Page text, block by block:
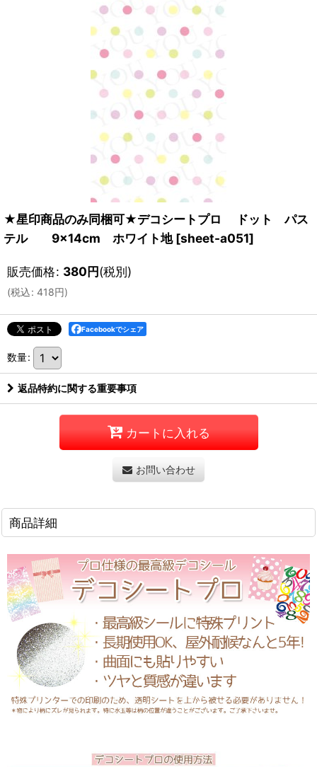
★星印商品のみ同梱可★デコシートプロ ドット パス
テル 9×14cm ホワイト地 [sheet-a051]
販売価格: 380円(税別)
(税込: 418円)
Facebookでシェア
数量:
返品特約に関する重要事項
カートに入れる
お問い合わせ
商品詳細